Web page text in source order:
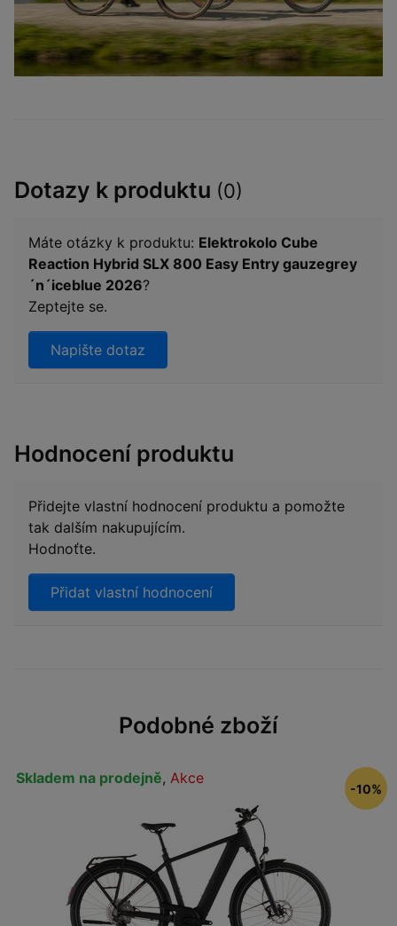
Dotazy k produktu (0)
Máte otázky k produktu: Elektrokolo Cube
Reaction Hybrid SLX 800 Easy Entry gauzegrey
´n´iceblue 2026?
Zeptejte se.
Napište dotaz
Hodnocení produktu
Přidejte vlastní hodnocení produktu a pomožte
tak dalším nakupujícím.
Hodnoťte.
Přidat vlastní hodnocení
Podobné zboží
Skladem na prodejně, Akce
-10%